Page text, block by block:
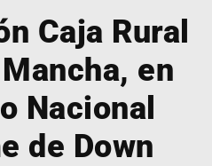
Caja Rural
en
Nacional
de Down